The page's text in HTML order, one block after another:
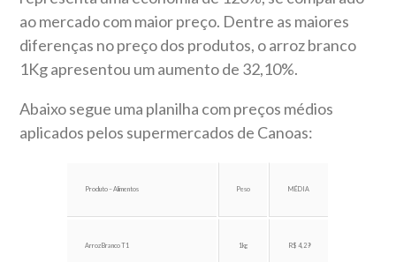
ao mercado com maior preço. Dentre as maiores
diferenças no preço dos produtos, o arroz branco
1Kg apresentou um aumento de 32,10%.
Abaixo segue uma planilha com preços médios
aplicados pelos supermercados de Canoas:
Produto – Alimentos Peso MÉDIA
Arroz Branco T1 1kg R$ 4,29